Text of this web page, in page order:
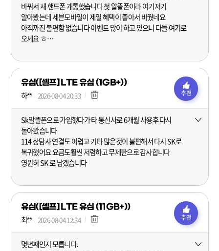
바꿔서 새 핸드폰 개통했습니다 첫 알뜰폰이라 여기저기
알아봤는데 세븐모바일이 제일 혜택이 좋아서 바꿨네요
아직까진 불편함 없습니다 이벤트 많이 하고 있으니 다들 여기로
오세요 ㅎ
친절해서 더욱 믿음직합니다
유심([셀프] LTE 유심 (1GB+))
하** 2026-08-04 20:33 추천
Sk알뜰폰으로 가입했다가 타 통신사로 6개월 사용후 다시
돌아왔습니다
114 상담사 연결도 어렵고 기타 많은것이 불편해서 다시 SK로
복귀했어요 요금도훨씬 저렴하고 무제한으로 감사합니다
영원히 SK 로 남겠습니다
유심([셀프] LTE 유심 (11GB+))
최** 2026-08-04 12:34 추천
몇년째인지 모릅니다.